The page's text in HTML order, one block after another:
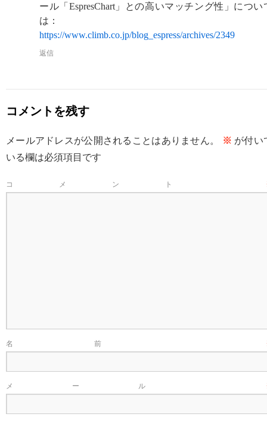
ール「EspresChart」との高いマッチング性」につい
は：
https://www.climb.co.jp/blog_espress/archives/2349
返信
コメントを残す
メールアドレスが公開されることはありません。 ※ が付い
いる欄は必須項目です
コメント
名前
メール